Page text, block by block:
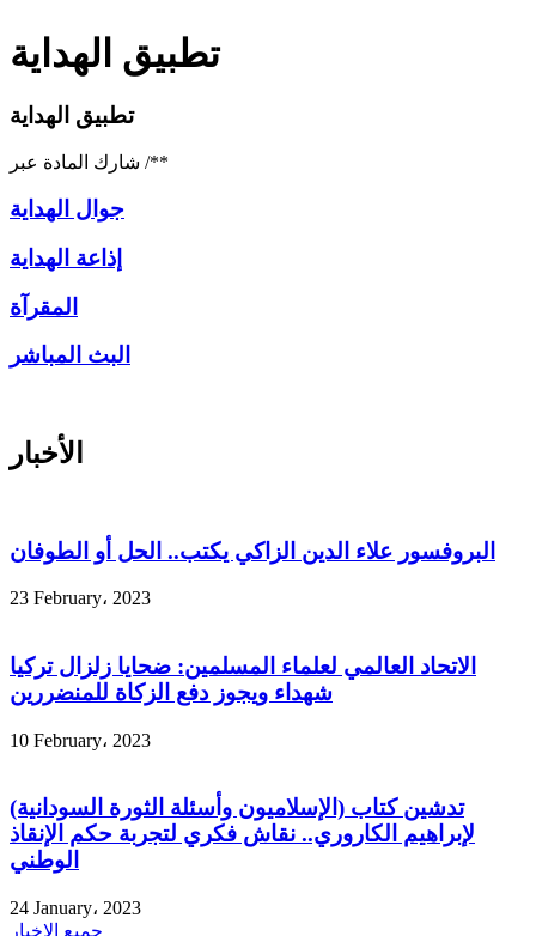
تطبيق الهداية
تطبيق الهداية
شارك المادة عبر /**
جوال الهداية
إذاعة الهداية
المقرآة
البث المباشر
الأخبار
البروفسور علاء الدين الزاكي يكتب.. الحل أو الطوفان
23 February، 2023
الاتحاد العالمي لعلماء المسلمين: ضحايا زلزال تركيا
شهداء ويجوز دفع الزكاة للمنضررين
10 February، 2023
تدشين كتاب (الإسلاميون وأسئلة الثورة السودانية)
لإبراهيم الكاروري.. نقاش فكري لتجربة حكم الإنقاذ
الوطني
24 January، 2023
جميع الاخبار